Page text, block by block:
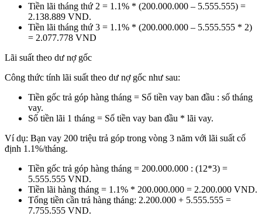
Tiền lãi tháng thứ 2 = 1.1% * (200.000.000 – 5.555.555) =
2.138.889 VND.
Tiền lãi tháng thứ 3 = 1.1% * (200.000.000 – 5.555.555 * 2)
= 2.077.778 VND
Lãi suất theo dư nợ gốc
Công thức tính lãi suất theo dư nợ gốc như sau:
Tiền gốc trả góp hàng tháng = Số tiền vay ban đầu : số tháng
vay.
Số tiền lãi 1 tháng = Số tiền vay ban đầu * lãi vay.
Ví dụ: Bạn vay 200 triệu trả góp trong vòng 3 năm với lãi suất cố
định 1.1%/tháng.
Tiền gốc trả góp hàng tháng = 200.000.000 : (12*3) =
5.555.555 VND.
Tiền lãi hàng tháng = 1.1% * 200.000.000 = 2.200.000 VND.
Tổng tiền cần trả hàng tháng: 2.200.000 + 5.555.555 =
7.755.555 VND.